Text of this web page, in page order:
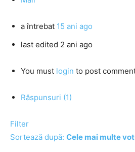
a întrebat 15 ani ago
last edited 2 ani ago
You must login to post
Răspunsuri (1)
Filter
Sortează după: Cele mai multe